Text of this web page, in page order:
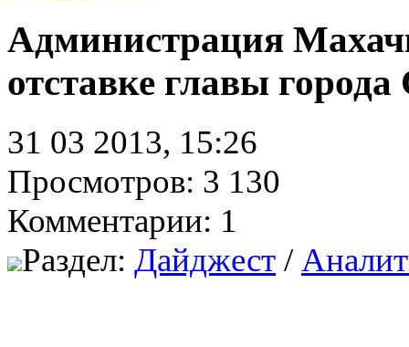
Администрация
отставке главы
31 03 2013, 15:26
Просмотров: 3 130
Комментарии: 1
Раздел: Дайджест /